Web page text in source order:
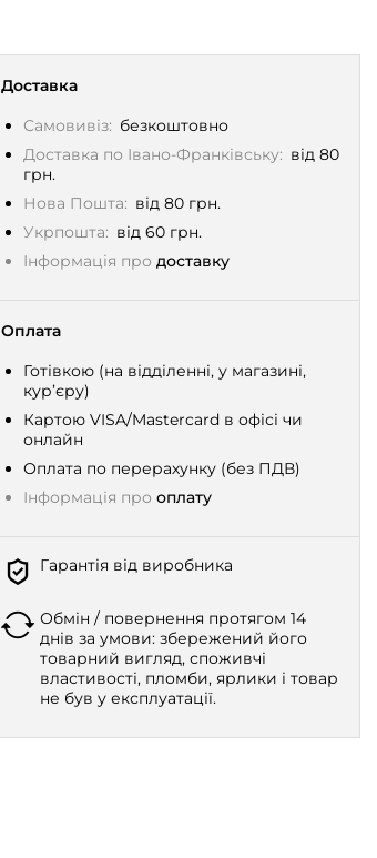
Доставка
Самовивіз: безкоштовно
Доставка по Івано-Франківську: від 80
грн.
Нова Пошта: від 80 грн.
Укрпошта: від 60 грн.
Інформація про доставку
Оплата
Готівкою (на відділенні, у магазині,
кур’єру)
Картою VISA/Mastercard в офісі чи
онлайн
Оплата по перерахунку (без ПДВ)
Інформація про оплату
Гарантія від виробника
Обмін / повернення протягом 14
днів за умови: збережений його
товарний вигляд, споживчі
властивості, пломби, ярлики і товар
не був у експлуатації.